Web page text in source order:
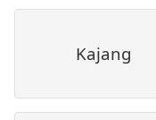
Kajang